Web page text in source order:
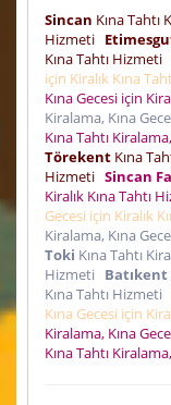
Sincan Kına Tahtı
Hizmeti
Kına Tahtı Hizmeti
için Kiralık Kına
Kına Gecesi için
Kiralama, Kına
Kına Tahtı
Törekent Kına
Hizmeti Sincan
Kiralık Kına Tahtı
Gecesi için Kiralık
Kiralama, Kına
Toki Kına Tahtı
Hizmeti
Batıkent
Kına Tahtı Hizmeti
Kına Gecesi için
Kiralama, Kına
Kına Tahtı